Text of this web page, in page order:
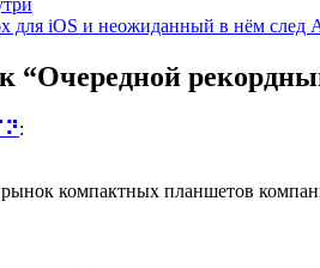
для iOS и неожиданный в нём след
“Очередной
:
рынок компактных планшетов